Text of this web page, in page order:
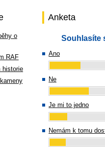
o
RAF
historie
Anketa
Souhlasíte
Ano
Ne
Je mi to jedno
Nemám k tomu